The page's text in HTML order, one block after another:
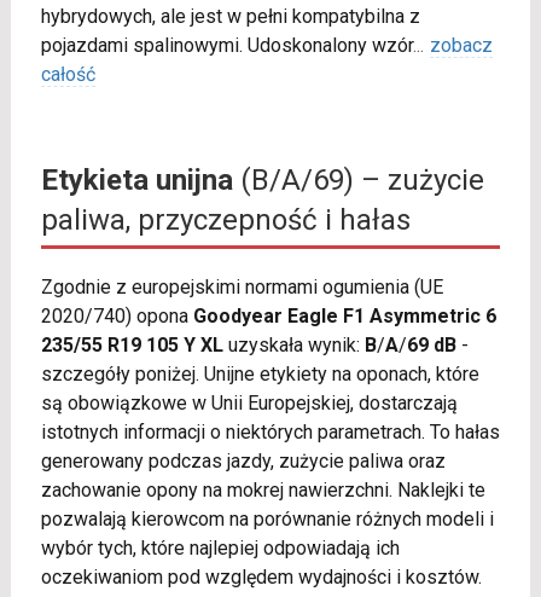
hybrydowych, ale jest w pełni kompatybilna z
pojazdami spalinowymi. Udoskonalony wzór... zobacz
całość
Etykieta unijna(B/A/69) – zużycie
paliwa, przyczepność i hałas
Zgodnie z europejskimi normami ogumienia (UE
2020/740) opona Goodyear Eagle F1 Asymmetric 6
235/55 R19 105 Y XLuzyskała wynik: B/A/69 dB-
szczegóły poniżej. Unijne etykiety na oponach, które
są obowiązkowe w Unii Europejskiej, dostarczają
istotnych informacji o niektórych parametrach. To hałas
generowany podczas jazdy, zużycie paliwa oraz
zachowanie opony na mokrej nawierzchni. Naklejki te
pozwalają kierowcom na porównanie różnych modeli i
wybór tych, które najlepiej odpowiadają ich
oczekiwaniom pod względem wydajności i kosztów.